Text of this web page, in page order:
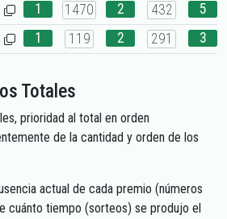
1 1470 2 432
5
1 119 2 291 3
Totales
prioridad al total en orden
de la cantidad y orden de los
actual de cada premio (números
cuánto tiempo (sorteos) se produjo el